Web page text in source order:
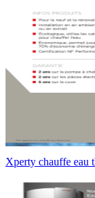
Xperty chauffe eau